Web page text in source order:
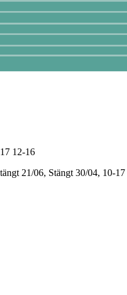
12-16
21/06, Stängt 30/04, 10-17